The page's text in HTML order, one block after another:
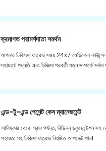
ক্রমাগত পরামর্শদাতা সমর্থন
আপনার চিকিৎসা যাত্রার সময় 24x7 মেডিকেল
সহায়তা। পদ্ধতি এবং চিকিত্সা পরবর্তী যত্ন সম্পর্কে সর্বদা
এন্ড-টু-এন্ড পেশেন্ট কেস ম্যানেজমেন্ট
আবিষ্কার থেকে স্রাব পর্যন্ত, বিভিন্ন ডকুমেন্টেশন সহ
সহায়তা সহ চিকিত্সা যাত্রার নিয়মিত আপডেট পান।